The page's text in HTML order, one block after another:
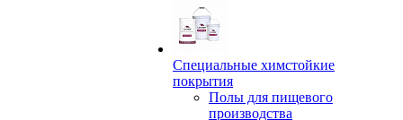
Специальные химстойкие
покрытия
Полы для пищевого
производства